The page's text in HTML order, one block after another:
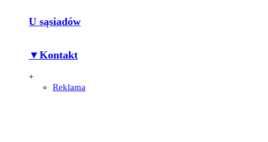
U sąsiadów
▼Kontakt
+
Reklama